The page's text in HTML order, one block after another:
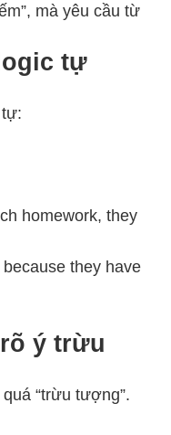
mà yêu cầu từ
tự
homework, they
they have
ý trừu
“trừu tượng”.